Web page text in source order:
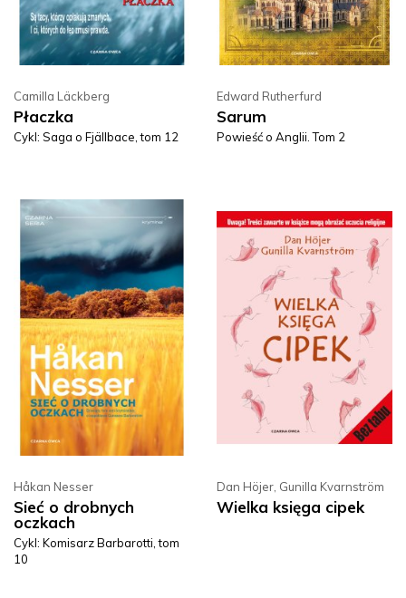
Camilla Läckberg
Płaczka
Cykl: Saga o Fjällbace, tom 12
Edward Rutherfurd
Sarum
Powieść o Anglii. Tom 2
Håkan Nesser
Sieć o drobnych
oczkach
Cykl: Komisarz Barbarotti, tom
10
Dan Höjer Gunilla Kvarnström
Wielka księga cipek